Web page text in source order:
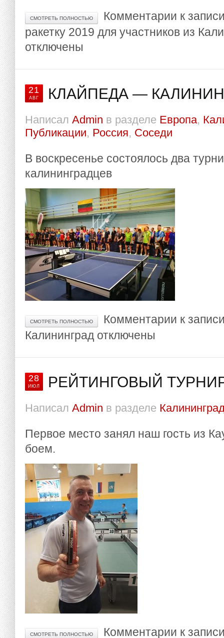
СМОТРЕТЬ ПОЛНОСТЬЮ Комментарии к
ракетку 2019 для участников из
отключены
21
АВГ КЛАЙПЕДА —
Написал Admin в разделе Европа,
Публикации, Россия, Соседи
В воскресенье состоялось два
калининградцев
СМОТРЕТЬ ПОЛНОСТЬЮ Комментарии к
Калининград отключены
28
ИЮЛ РЕЙТИНГОВЫЙ
Написал Admin в разделе
Первое место занял наш гость из
боем.
СМОТРЕТЬ ПОЛНОСТЬЮ Комментарии к